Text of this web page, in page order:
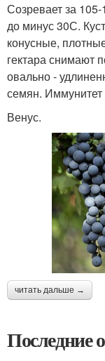
Созревает за
до минус 30С.
конусные,
гектара снимают
овально -
семян. Иммунитет
Венус.
читать дальше →
Последние